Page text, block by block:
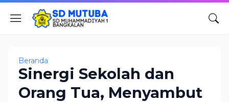
Beranda
Sinergi Sekolah dan
Orang Tua, Menyambut